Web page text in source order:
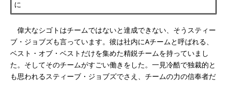
に
偉大なシゴトはチームではないと達成できない、そうスティー
ブ・ジョブズも言っています。彼は社内にAチームと呼ばれる、
ベスト・オブ・ベストだけを集めた精鋭チームを持っていまし
た。そしてそのチームがすごい働きをした。一見冷酷で独裁的と
も思われるスティーブ・ジョブズでさえ、チームの力の信奉者だ